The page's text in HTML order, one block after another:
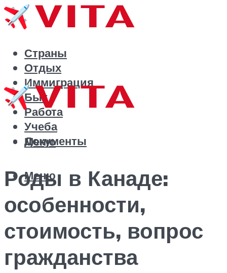
Страны
Отдых
Иммиграция
Быт
Работа
Учеба
Документы
Меню
Меню
Роды в Канаде:
особенности,
стоимость, вопрос
гражданства